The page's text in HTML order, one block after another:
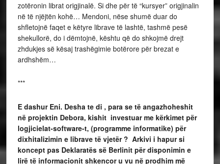
zotëronin librat origjinalë. Si dhe për të “kursyer” origjinalin
në të njëjtën kohë… Mendoni, nëse shumë duar do
shfletojnë faqet e këtyre librave të lashtë, tashmë pesë
shekullorë, do i dëmtojnë, kështu që do shkojmë drejt
zhdukjes së kësaj trashëgimie botërore për brezat e
ardhshëm…
***
E dashur Eni. Desha te di , para se të angazhoheshit
në projektin Debora, kishit investuar me kërkimet për
logjicielat-software-t, (programme informatike) për
dixhitalizimin e librave të vjetër ? Arkivi i hapur si
koncept pas Deklaratës së Berlinit për disponimin e
lirë të informacionit shkencor u vu në prodhim më